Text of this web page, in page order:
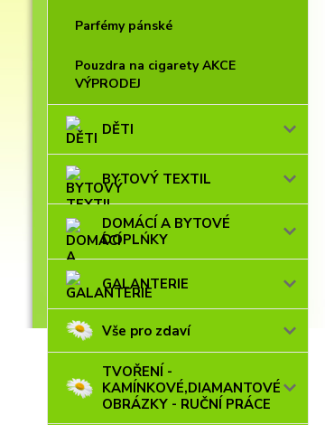
Parfémy pánské
Pouzdra na cigarety AKCE
VÝPRODEJ
DĚTI
BYTOVÝ TEXTIL
DOMÁCÍ A BYTOVÉ
DOPLŃKY
GALANTERIE
Vše pro zdaví
TVOŘENÍ -
KAMÍNKOVÉ,DIAMANTOVÉ
OBRÁZKY - RUČNÍ PRÁCE